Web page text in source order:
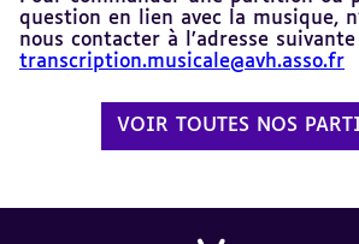
question en lien avec la musique,
nous contacter à l’adresse suivante
transcription.musicale@avh.asso.fr
VOIR TOUTES NOS